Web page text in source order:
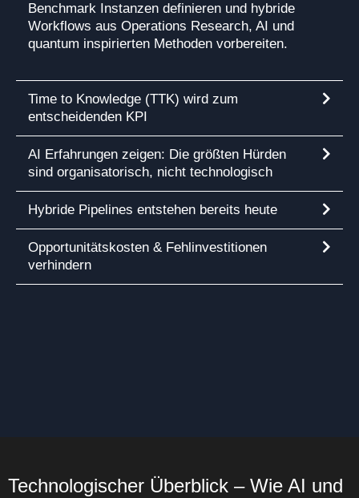
Benchmark Instanzen definieren und hybride
Workflows aus Operations Research, AI und
quantum inspirierten Methoden vorbereiten.
Time to Knowledge (TTK) wird zum
entscheidenden KPI
AI Erfahrungen zeigen: Die größten Hürden
sind organisatorisch, nicht technologisch
Hybride Pipelines entstehen bereits heute
Opportunitätskosten & Fehlinvestitionen
verhindern
Technologischer Überblick – Wie AI und